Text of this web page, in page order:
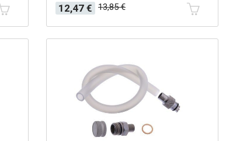
Precio
12,47 €
Precio
base
13,85 €